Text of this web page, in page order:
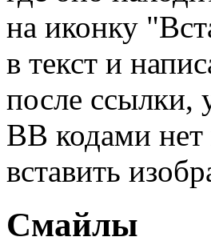
на иконку
в текст и
после ссылки,
BB кодами
вставить
Смайлы